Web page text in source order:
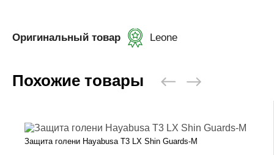
Оригинальный товар Leone
Похожие товары
Защита голени Hayabusa T3 LX Shin Guards-M